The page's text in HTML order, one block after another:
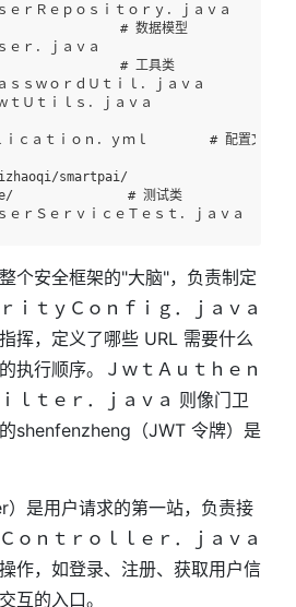
Ｒｅｐｏｓｉｔｏｒｙ．ｊａｖａ
# 数据模型
ｒ．ｊａｖａ
# 工具类
ｗｏｒｄＵｔｉｌ．ｊａｖａ
ｔｉｌｓ．ｊａｖａ
ｃａｔｉｏｎ．ｙｍｌ        # 配置文件
smartpai/
# 测试类
个安全框架的"大脑"，负责制定
ｉｔｙＣｏｎｆｉｇ．ｊａｖａ
挥，定义了哪些 URL 需要什么
执行顺序。ＪｗｔＡｕｔｈｅｎ
ｌｔｅｒ．ｊａｖａ 则像门卫
shenfenzheng（JWT 令牌）是
是用户请求的第一站，负责接
ｏｎｔｒｏｌｌｅｒ．ｊａｖａ
作，如登录、注册、获取用户信
互的入口。